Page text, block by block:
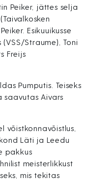
Peiker, jättes selja
Esikuuikusse
Straume), Toni
Freijs
Pumputis. Teiseks
saavutas Aivars
võistkonnavõistlus,
Läti ja Leedu
pakkus
meisterlikkust
mis tekitas